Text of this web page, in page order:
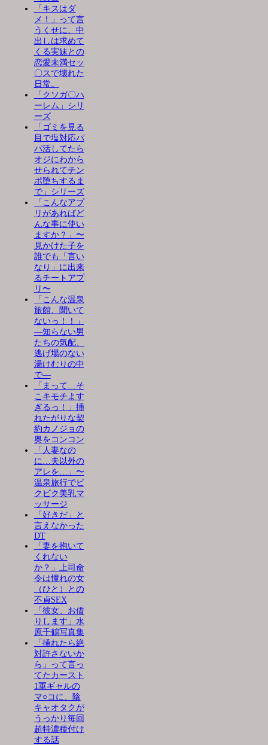
「キスはダ
メ！」って言
うくせに、中
出しは求めて
くる実妹との
恋愛未満セッ
〇スで壊れた
日常。
「クソガ〇ハ
ーレム」シリ
ーズ
「ゴミを見る
目で塩対応パ
パ活してたら
オジにわから
せられてチン
ポ堕ちするま
で」シリーズ
「こんなアプ
リがあればど
んな事に使い
ますか？」〜
見かけた子を
誰でも「言い
なり」に出来
るチートアプ
リ〜
「こんな温泉
旅館、聞いて
ないっ！！」
―知らない男
たちの気配、
逃げ場のない
湯けむりの中
で―
「まって…そ
こキモチよす
ぎるっ！」挿
れたがりな契
約カノジョの
奥をコンコン
「人妻なの
に…夫以外の
アレを…」〜
温泉旅行でビ
クビク美乳マ
ッサージ
「好きだ」と
言えなかった
DT
「妻を抱いて
くれない
か？」上司命
令は憧れの女
（ひと）との
不貞SEX
「彼女、お借
りします」水
原千鶴写真集
「挿れたら絶
対許さないか
ら」って言っ
てたカースト
1軍ギャルの
マ○コに、陰
キャオタクが
うっかり毎回
超特濃種付け
する話